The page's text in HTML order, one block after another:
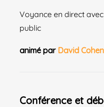
Voyance en direct
public
animé par David Cohen
Conférence et